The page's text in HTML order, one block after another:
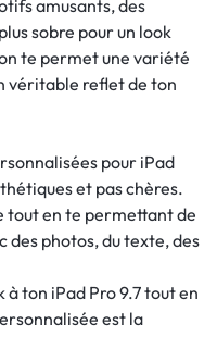
amusants, des
sobre pour un look
te permet une variété
véritable reflet de ton
pour iPad
et pas chères.
tout en te permettant de
photos, du texte, des
à ton iPad Pro 9.7 tout en
est la